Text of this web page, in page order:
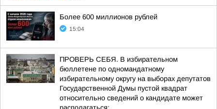
Более 600 миллионов рублей
15:04
ПРОВЕРЬ СЕБЯ. В избирательном
бюллетене по одномандатному
избирательному округу на выборах депутатов
Государственной Думы пустой квадрат
относительно сведений о кандидате может